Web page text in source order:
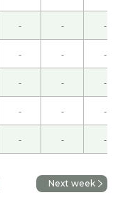
始就转眼就结
，很有怀念大
聊得很開心！
- - -
- - -
- - -
- - -
- - -
Next week